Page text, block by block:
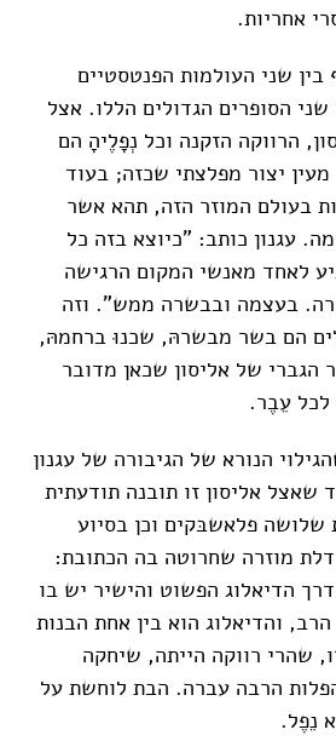
אחריות.
שני העולמות הפנטסטיים
שני הסופרים הגדולים הללו. אצל
הרווקה הזקנה וכל נְפָלֶיהָ הם
יצור מפלצתי שכזה; בעוד
בעולם המוזר הזה, תהא אשר
עגנון כותב: "כיוצא בזה כל
לאחד מאנשי המקום הרגישה
בעצמה ובבשרה ממש". וזה
הם בשר מבשרהּ, שכנוּ ברחמהּ,
הגברי של אליסון שכאן מדובר
לכל עֵבֶר.
הנורא של הגיבורה של עגנון
שאצל אליסון זו תובנה תודעתית
שלושה פלאשבּקים וכן בסיוע
דלת מוזרה שחרוטה בה הכתובת:
הדיאלוג הפשוט והישיר יש בו
והדיאלוג הוא בין אחת הבנות
שהרי רווקה הייתה, שיחקה
הרבה עברה. הבת לוחשת על
נֵפֶל.